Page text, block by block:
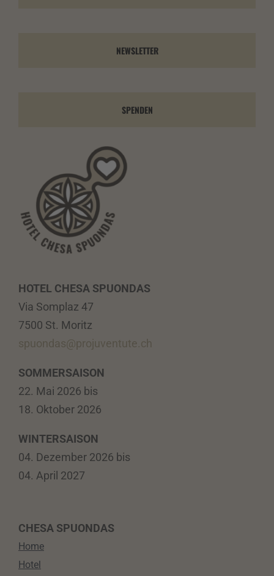
NEWSLETTER
SPENDEN
HOTEL CHESA SPUONDAS
Via Somplaz 47
7500 St. Moritz
spuondas@projuventute.ch
SOMMERSAISON
22. Mai 2026 bis
18. Oktober 2026
WINTERSAISON
04. Dezember 2026 bis
04. April 2027
CHESA SPUONDAS
Home
Hotel